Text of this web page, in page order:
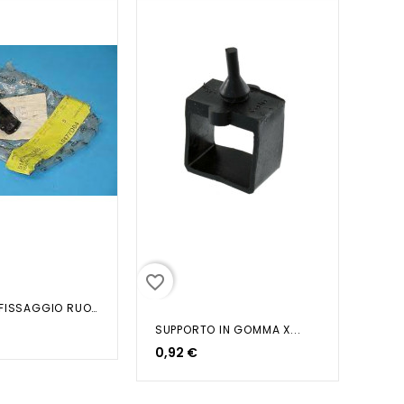
SUPPORTO FISSAGGIO RUOTA DI...
favorite_border
SUPPORTO IN GOMMA X...
0,92 €